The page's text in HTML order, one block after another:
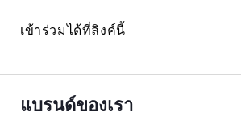
เข้าร่วมได้ที่ลิงค์นี้
แบรนด์ของเรา